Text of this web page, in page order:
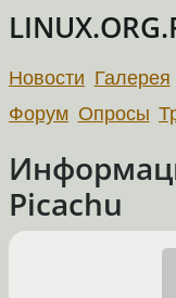
Новости Галерея
Форум Опросы
Picachu